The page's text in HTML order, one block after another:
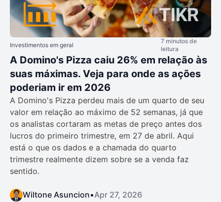
Investimentos em geral
7 minutos de
leitura
A Domino's Pizza caiu 26% em relação às
suas máximas. Veja para onde as ações
poderiam ir em 2026
A Domino's Pizza perdeu mais de um quarto de seu
valor em relação ao máximo de 52 semanas, já que
os analistas cortaram as metas de preço antes dos
lucros do primeiro trimestre, em 27 de abril. Aqui
está o que os dados e a chamada do quarto
trimestre realmente dizem sobre se a venda faz
sentido.
Wiltone Asuncion•Apr 27, 2026